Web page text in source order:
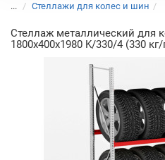
... Стеллажи для колес и шин
Стеллаж металлический для
1800х400х1980 K/330/4 (330